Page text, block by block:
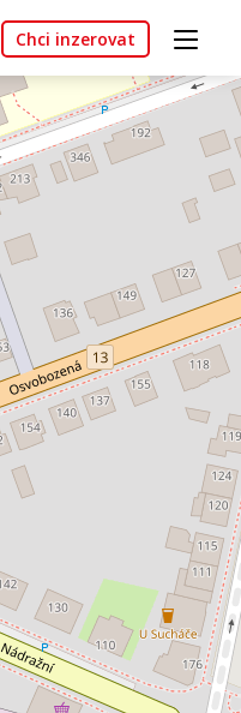
Chci inzerovat